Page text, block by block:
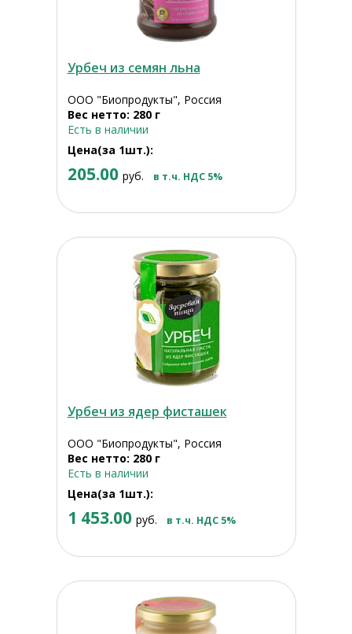
Урбеч из семян льна
ООО "Биопродукты", Россия
Вес нетто: 280 г
Есть в наличии
Цена(за 1шт.):
205.00 руб. в т.ч. НДС 5%
Урбеч из ядер фисташек
ООО "Биопродукты", Россия
Вес нетто: 280 г
Есть в наличии
Цена(за 1шт.):
1 453.00 руб. в т.ч. НДС 5%